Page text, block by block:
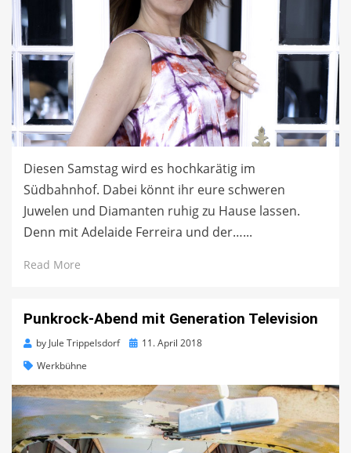
Diesen Samstag wird es hochkarätig im
Südbahnhof. Dabei könnt ihr eure schweren
Juwelen und Diamanten ruhig zu Hause lassen.
Denn mit Adelaide Ferreira und der…...
Read More
Punkrock-Abend mit Generation Television
by Jule Trippelsdorf
Posted11. April 2018
Werkbühne